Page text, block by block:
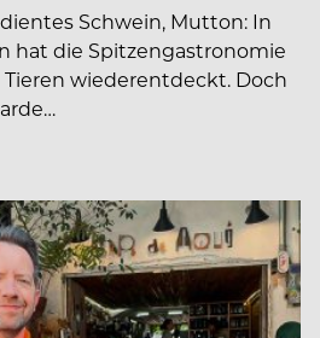
Schwein, Mutton: In
hat die Spitzengastronomie
wiederentdeckt. Doch